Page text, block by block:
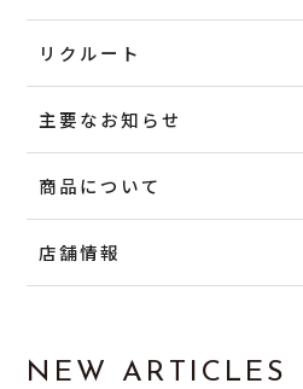
リクルート
主要なお知らせ
商品について
店舗情報
NEW ARTICLES